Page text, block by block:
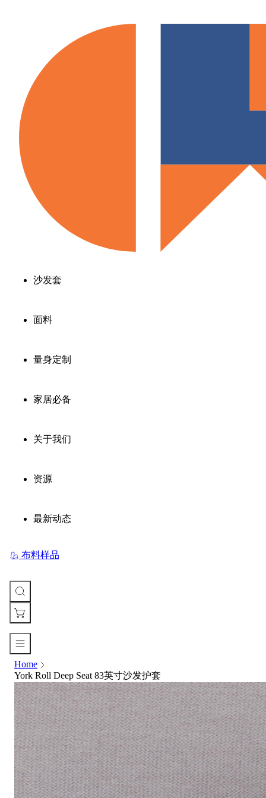
沙发套
面料
量身定制
家居必备
关于我们
资源
最新动态
布料样品
Your
cart
currently
empty.
When
Home
York Roll Deep Seat 83英寸沙发护套